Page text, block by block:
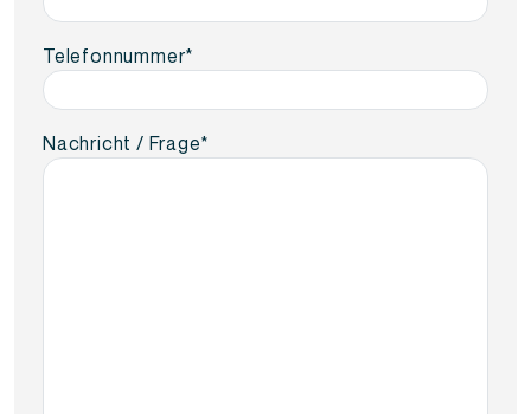
Telefonnummer*
Nachricht / Frage*